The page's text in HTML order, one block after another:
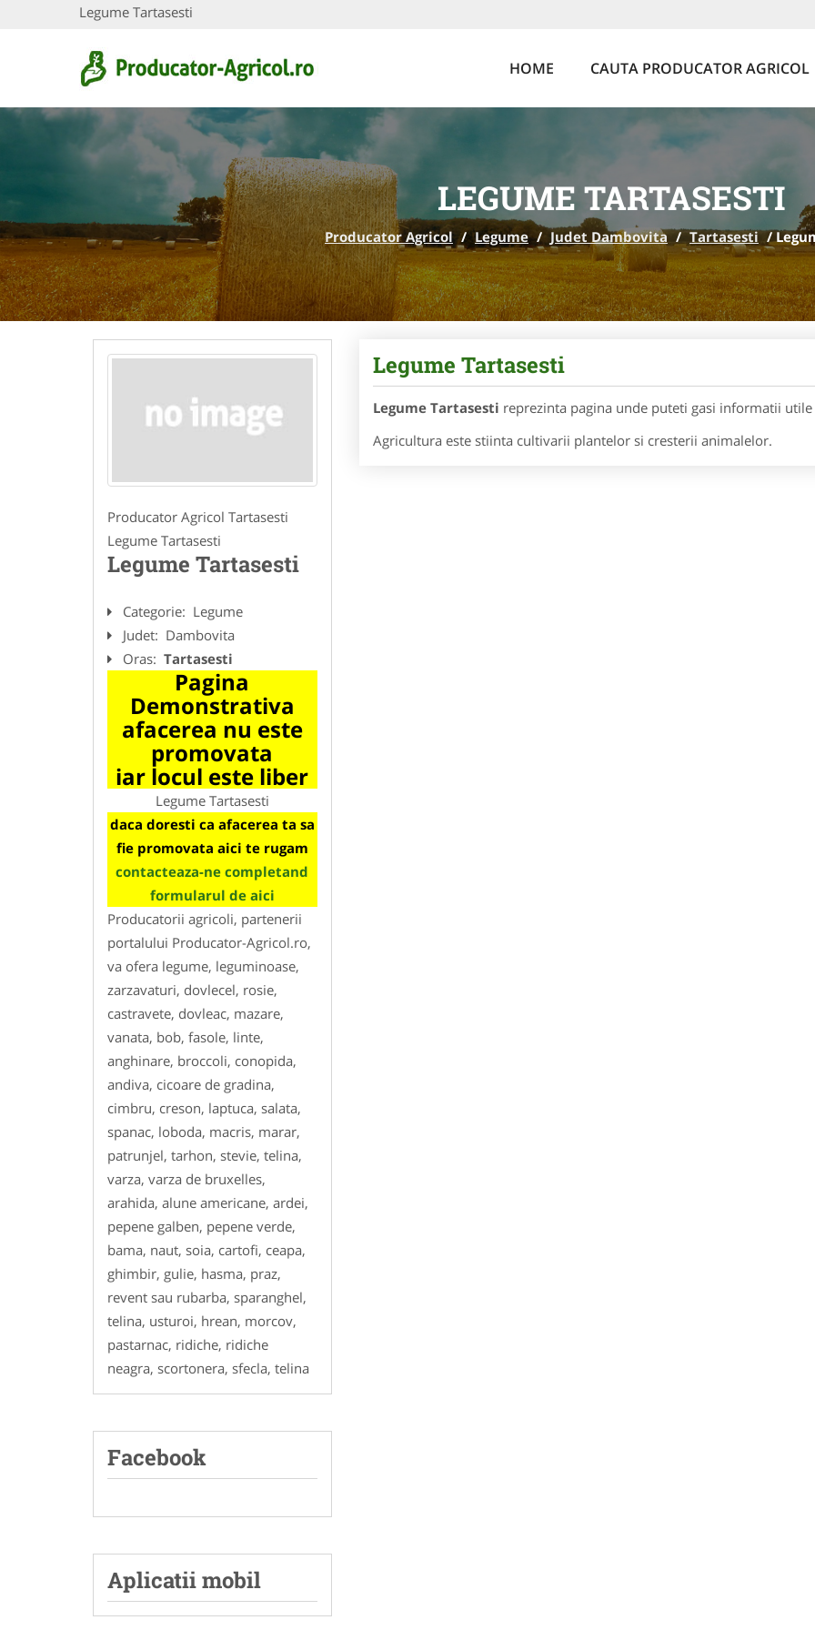
Legume Tartasesti
HOME CAUTA PRODUCATOR AGRICOL
LEGUME TARTASESTI
Producator Agricol / Legume / Judet Dambovita / Tartasesti /
Producator Agricol Tartasesti
Legume Tartasesti
Legume Tartasesti
Categorie: Legume
Judet: Dambovita
Oras: Tartasesti
Pagina
Demonstrativa
afacerea nu este
promovata
iar locul este liber
Legume Tartasesti
daca doresti ca afacerea ta sa
fie promovata aici te rugam
contacteaza-ne completand
formularul de aici
Producatorii agricoli, partenerii
portalului Producator-Agricol.ro,
va ofera legume, leguminoase,
zarzavaturi, dovlecel, rosie,
castravete, dovleac, mazare,
vanata, bob, fasole, linte,
anghinare, broccoli, conopida,
andiva, cicoare de gradina,
cimbru, creson, laptuca, salata,
spanac, loboda, macris, marar,
patrunjel, tarhon, stevie, telina,
varza, varza de bruxelles,
arahida, alune americane, ardei,
pepene galben, pepene verde,
bama, naut, soia, cartofi, ceapa,
ghimbir, gulie, hasma, praz,
revent sau rubarba, sparanghel,
telina, usturoi, hrean, morcov,
pastarnac, ridiche, ridiche
neagra, scortonera, sfecla, telina
Facebook
Aplicatii mobil
Legume Tartasesti
Legume Tartasesti reprezinta pagina unde puteti gasi informatii utile
Agricultura este stiinta cultivarii plantelor si cresterii animalelor.